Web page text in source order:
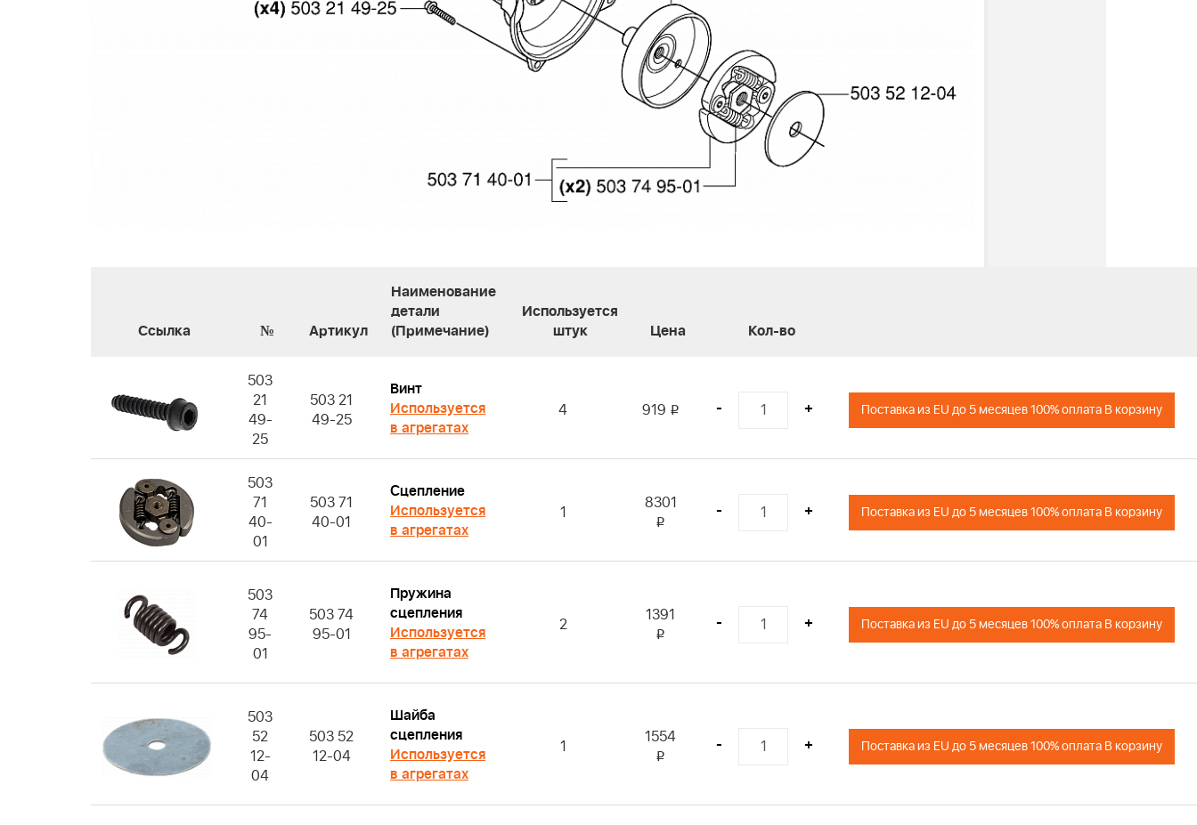
Ссылка № Артикул
Наименование
детали
(Примечание)
Используется
штук
Цена Кол-во
503
21
49-
25
503 21
49-25
Винт
Используется
в агрегатах
4 919 i - + Поставка из EU до 5 месяцев 100% оплата В корзину
503
71
40-
01
503 71
40-01
Сцепление
Используется
в агрегатах
1 8301
i
- + Поставка из EU до 5 месяцев 100% оплата В корзину
503
74
95-
01
503 74
95-01
Пружина
сцепления
Используется
в агрегатах
2 1391
i
- + Поставка из EU до 5 месяцев 100% оплата В корзину
503
52
12-
04
503 52
12-04
Шайба
сцепления
Используется
в агрегатах
1 1554
i
- + Поставка из EU до 5 месяцев 100% оплата В корзину